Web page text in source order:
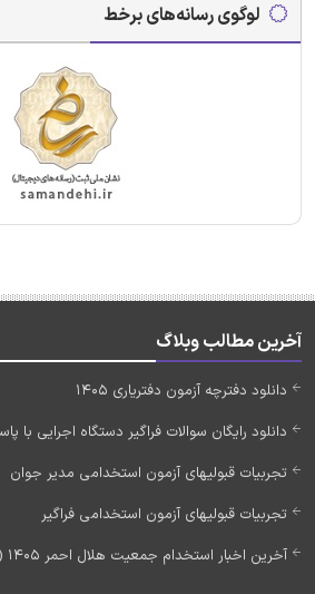
لوگوی رسانه‌های برخط
آخرین مطالب وبلاگ
دانلود دفترچه آزمون دفتریاری 1405
دانلود رایگان سوالات فراگیر دستگاه اجرایی با
تجربیات قبولیهای آزمون استخدامی مدیر جوان
تجربیات قبولیهای آزمون استخدامی فراگیر
آخرین اخبار استخدام جمعیت هلال احمر 1405 (به زودی)